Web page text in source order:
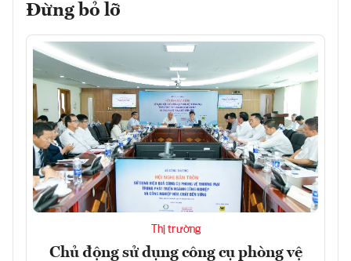
Đừng bỏ lỡ
Thị trường
Chủ động sử dụng công cụ phòng vệ